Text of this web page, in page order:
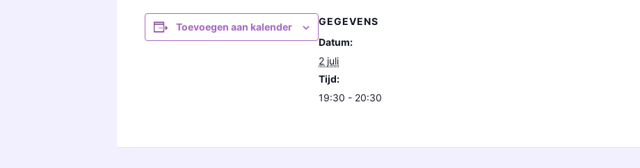
Toevoegen aan kalender
GEGEVENS
Datum:
2 juli
Tijd:
19:30 - 20:30